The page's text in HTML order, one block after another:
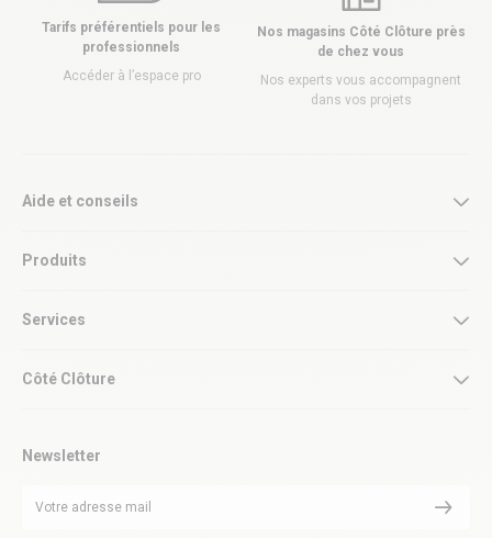
Tarifs préférentiels pour les
professionnels
Accéder à l’espace pro
Nos magasins Côté Clôture près
de chez vous
Nos experts vous accompagnent
dans vos projets
Aide et conseils
Produits
Services
Côté Clôture
Newsletter